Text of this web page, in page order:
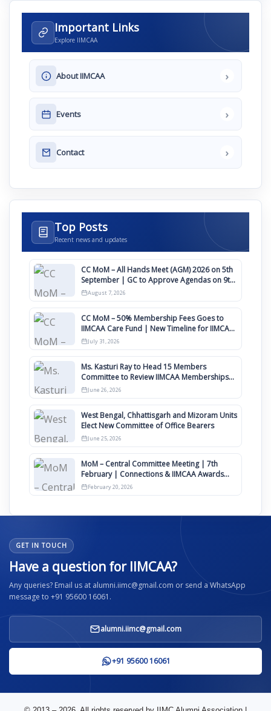
Important Links
Explore IIMCAA
About IIMCAA ›
Events ›
Contact ›
Top Posts
Recent news and updates
CC MoM – All Hands Meet (AGM) 2026 on 5th
September | GC to Approve Agendas on 9th
August
August 7, 2026
CC MoM – 50% Membership Fees Goes to
IIMCAA Care Fund | New Timeline for IIMCAA
Awards 2027
July 31, 2026
Ms. Kasturi Ray to Head 15 Members
Committee to Review IIMCAA Memberships
Clauses for Constitution Amendment
June 26, 2026
West Bengal, Chhattisgarh and Mizoram Units
Elect New Committee of Office Bearers
June 25, 2026
MoM – Central Committee Meeting | 7th
February | Connections & IIMCAA Awards
2026
February 20, 2026
GET IN TOUCH
Have a question for IIMCAA?
Any queries? Email us at alumni.iimc@gmail.com or send a WhatsApp
message to +91 95600 16061.
alumni.iimc@gmail.com
+91 95600 16061